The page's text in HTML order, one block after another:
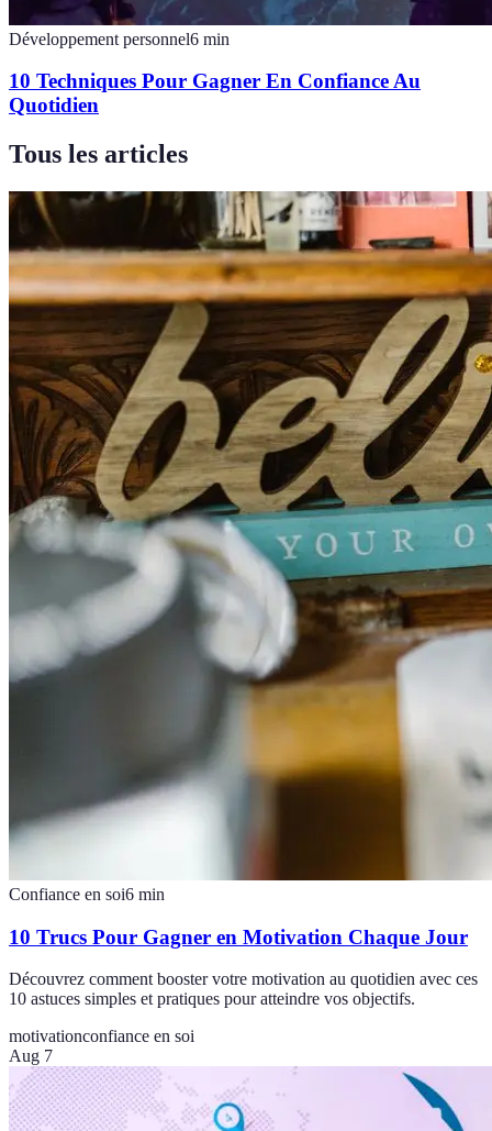
Développement personnel6 min
10 Techniques Pour Gagner En Confiance Au
Quotidien
Tous les articles
Confiance en soi6 min
10 Trucs Pour Gagner en Motivation Chaque Jour
Découvrez comment booster votre motivation au quotidien avec ces
10 astuces simples et pratiques pour atteindre vos objectifs.
motivationconfiance en soi
Aug 7